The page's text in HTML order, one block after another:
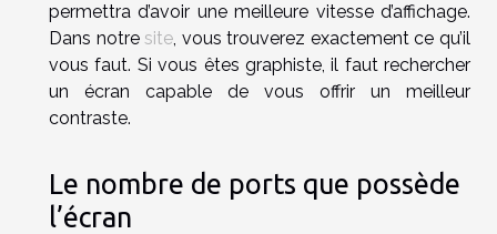
permettra d’avoir une meilleure vitesse d’affichage.
Dans notresite, vous trouverez exactement ce qu’il
vous faut. Si vous êtes graphiste, il faut rechercher
un écran capable de vous offrir un meilleur
contraste.
Le nombre de ports que possède
l’écran